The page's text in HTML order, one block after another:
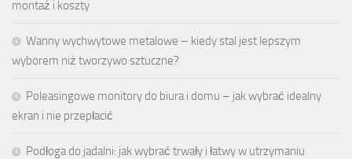
montaż i koszty
Wanny wychwytowe metalowe – kiedy stal jest lepszym
wyborem niż tworzywo sztuczne?
Poleasingowe monitory do biura i domu – jak wybrać idealny
ekran i nie przepłacić
Podłoga do jadalni: jak wybrać trwały i łatwy w utrzymaniu